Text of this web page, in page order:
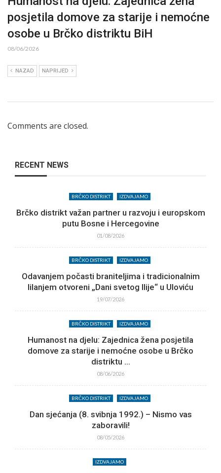
posjetila domove za starije i nemoćne
osobe u Brčko distriktu BiH
08/06/2026
NAZAD NAPRIJED
Comments are closed.
RECENT NEWS
BRČKO DISTRIKT IZDVAJAMO
Brčko distrikt važan partner u razvoju i europskom
putu Bosne i Hercegovine
01/08/2026
BRČKO DISTRIKT IZDVAJAMO
Odavanjem počasti braniteljima i tradicionalnim
lilanjem otvoreni „Dani svetog Ilije“ u Uloviću
19/07/2026
BRČKO DISTRIKT IZDVAJAMO
Humanost na djelu: Zajednica žena posjetila
domove za starije i nemoćne osobe u Brčko
distriktu ...
08/06/2026
BRČKO DISTRIKT IZDVAJAMO
Dan sjećanja (8. svibnja 1992.) – Nismo vas
zaboravili!
08/05/2026
IZDVAJAMO